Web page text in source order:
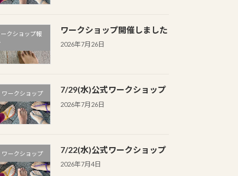
ークショップ報
ワークショップ開催しました
2026年7月26日
ワークショップ 7/29(水)公式ワークショップ
2026年7月26日
ワークショップ 7/22(水)公式ワークショップ
2026年7月4日